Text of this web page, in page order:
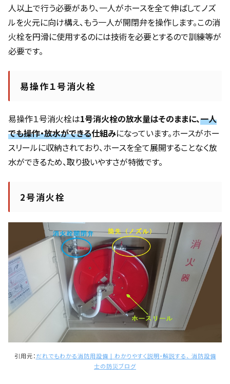
人以上で行う必要があり、一人がホースを全て伸ばしてノズ
ルを火元に向け構え、もう一人が開閉弁を操作します。この消
火栓を円滑に使用するのには技術を必要とするので訓練等が
必要です。
易操作１号消火栓
易操作１号消火栓は1号消火栓の放水量はそのままに、一人
でも操作・放水ができる仕組みになっています。ホースがホー
スリールに収納されており、ホースを全て展開することなく放
水ができるため、取り扱いやすさが特徴です。
2号消火栓
引用元：だれでもわかる消防用設備 | わかりやすく説明・解説する、 消防設備
士の防災ブログ